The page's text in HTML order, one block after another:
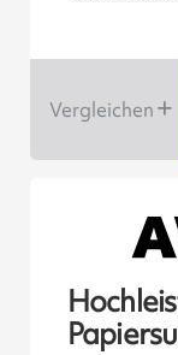
Vergleichen